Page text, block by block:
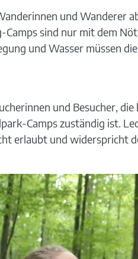
und Wanderer
sind nur mit dem
und Wasser müssen
und Besucher,
Camps zuständig ist.
erlaubt und widerspricht